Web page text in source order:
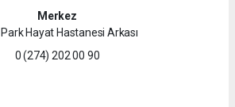
Merkez
Hayat Hastanesi Arkası
0 (274) 202 00 90